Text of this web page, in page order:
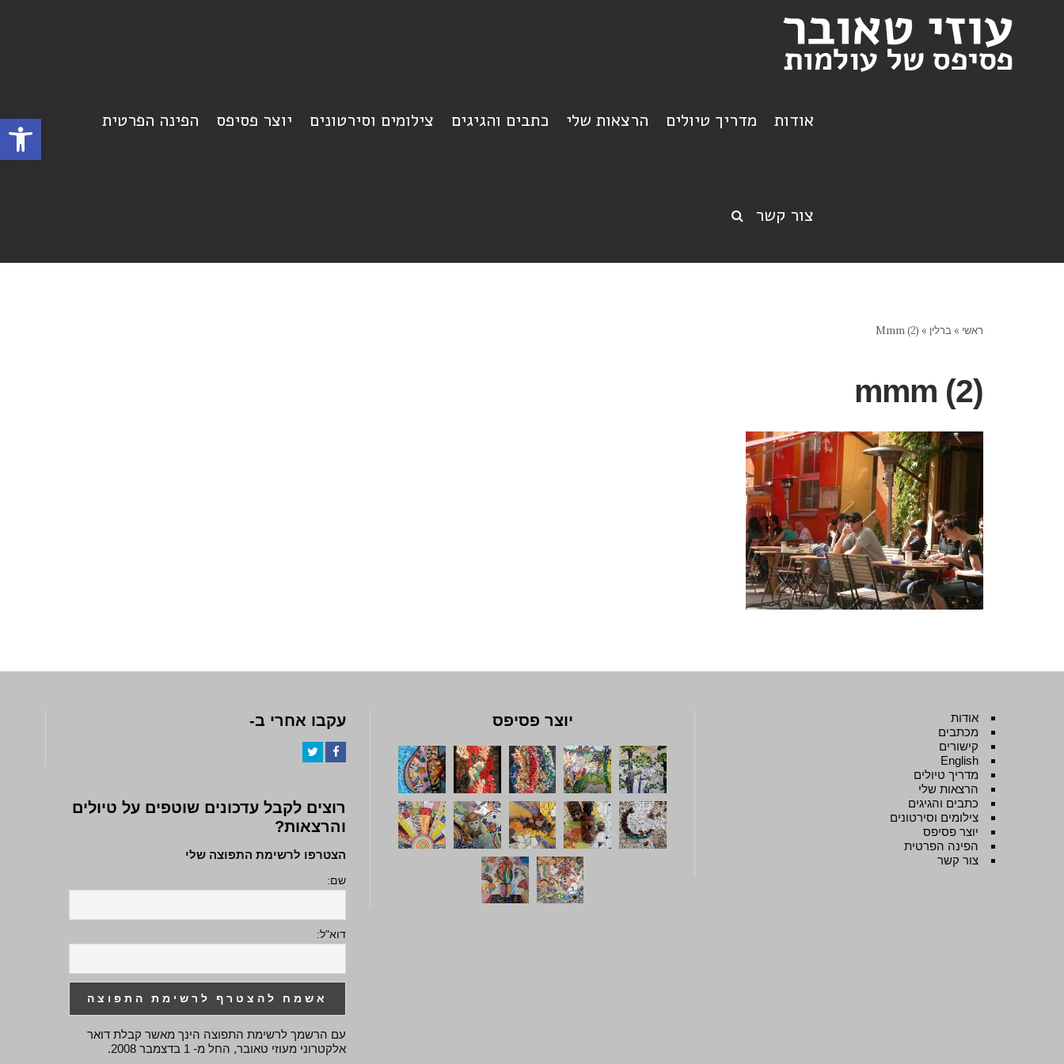
פתח אודות מדריך טיולים הרצאות שלי כתבים והגיגים צילומים וסירטונים יוצר פסיפס הפינה הפרטית
צור קשר
ראשי »ברלין »
Mmm (2)
mmm (2)
אודות
מכתבים
קישורים
English
מדריך טיולים
הרצאות שלי
כתבים והגיגים
צילומים וסירטונים
יוצר פסיפס
הפינה הפרטית
צור קשר
יוצר פסיפס עקבו אחרי ב-
רוצים לקבל עדכונים שוטפים על טיולים
והרצאות?
הצטרפו לרשימת התפוצה שלי
שם:
דוא"ל:
עם הרשמך לרשימת התפוצה הינך מאשר קבלת דואר
אלקטרוני מעוזי טאובר, החל מ- 1 בדצמבר 2008.